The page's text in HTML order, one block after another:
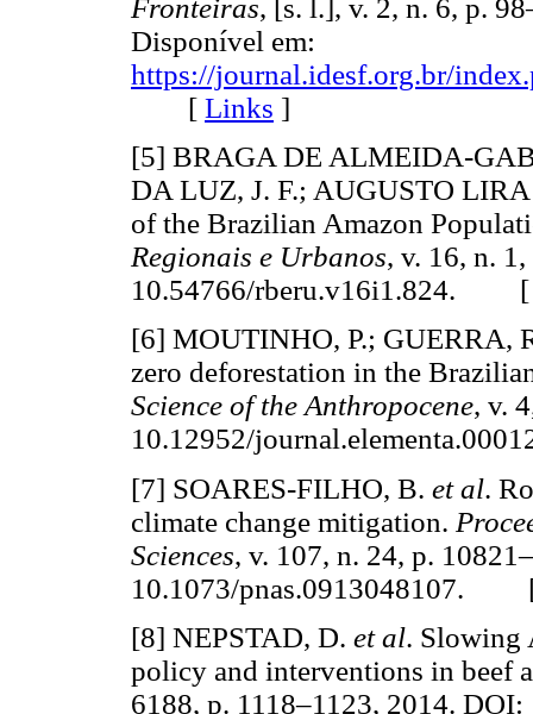
Fronteiras, [s. l.], v. 2, n. 6, p.
Disponível em:
https://journal.idesf.org.br/
[ Links ]
[5] BRAGA DE ALMEIDA-
DA LUZ, J. F.; AUGUSTO
of the Brazilian Amazon
Regionais e Urbanos, v. 16, n.
10.54766/rberu.v16i1.824.
[6] MOUTINHO, P.; GUERRA,
zero deforestation in the
Science of the Anthropocene, v.
10.12952/
[7] SOARES-FILHO, B. et al.
climate change mitigation.
Sciences, v. 107, n. 24, p.
10.1073/pnas.0913048107.
[8] NEPSTAD, D. et al. Slowing
policy and interventions in beef
6188, p. 1118–1123, 2014.